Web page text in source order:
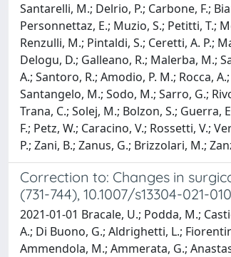
Santarelli, M.; Delrio, P.; Carbone, F.;
Personnettaz, E.; Muzio, S.; Petitti, T.;
Renzulli, M.; Pintaldi, S.; Ceretti, A. P.;
Delogu, D.; Galleano, R.; Malerba, M.;
A.; Santoro, R.; Amodio, P. M.; Rocca,
Santangelo, M.; Sodo, M.; Sarro, G.;
Trana, C.; Solej, M.; Bolzon, S.; Guerra,
F.; Petz, W.; Caracino, V.; Rossetti, V.;
P.; Zani, B.; Zanus, G.; Brizzolari, M.;
Correction to: Changes in
(731-744), 10.1007/s13304-021-
2021-01-01 Bracale, U.; Podda, M.;
A.; Di Buono, G.; Aldrighetti, L.;
Ammendola, M.; Ammerata, G.;